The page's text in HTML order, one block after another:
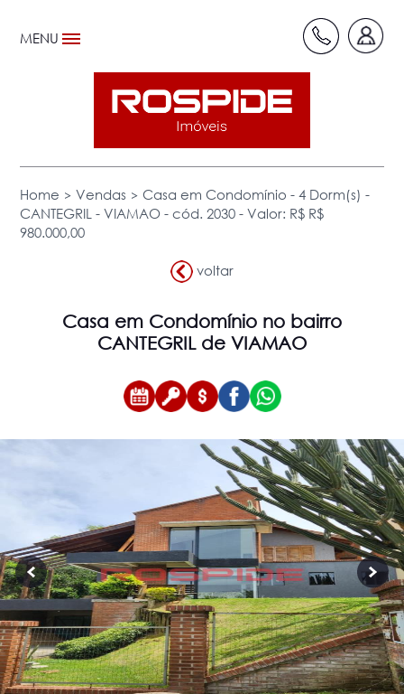
MENU
Home > Vendas > Casa em Condomínio - 4 Dorm(s) -
CANTEGRIL - VIAMAO - cód. 2030 - Valor: R$ R$
980.000,00
voltar
Casa em Condomíniono bairro
CANTEGRIL de VIAMAO